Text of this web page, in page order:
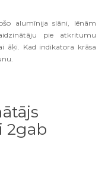
alumīnija slāni, lēnām
pie atkritumu
āķi. Kad indikatora krāsa
2gab